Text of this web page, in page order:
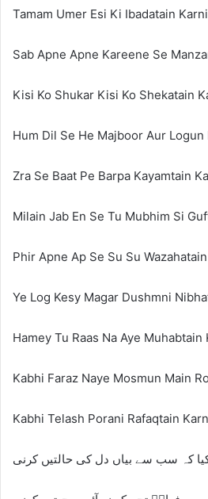
Tamam Umer Esi Ki Ibadatain Karni
Sab Apne Apne Kareene Se
Kisi Ko Shukar Kisi Ko Shekatain
Hum Dil Se He Majboor Aur Logun
Zra Se Baat Pe Barpa Kayamtain
Milain Jab En Se Tu Mubhim Si
Phir Apne Ap Se Su Su
Ye Log Kesy Magar Dushmni
Hamey Tu Raas Na Aye Muhabtain
Kabhi Faraz Naye Mosmun Main
Kabhi Telash Porani Rafaqtain
کہ سب سے بیاں دل کی حالتیں کرنی